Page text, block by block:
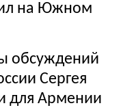
на Южном
обсуждений
Сергея
для Армении